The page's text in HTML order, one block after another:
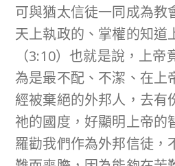
可與猶太信徒一同成為教
天上執政的、掌權的知道
（3:10）也就是說，上
為是最不配、不潔、在上
經被棄絕的外邦人，去有
祂的國度，好顯明上帝的
羅勸我們作為外邦信徒，